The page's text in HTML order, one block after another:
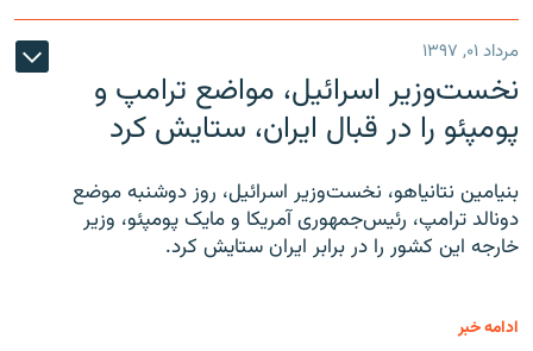
مرداد ۰۱, ۱۳۹۷
نخست‌وزیر اسرائیل، مواضع ترامپ و
پومپئو را در قبال ایران، ستایش کرد
بنیامین نتانیاهو، نخست‌وزیر اسرائیل، روز دوشنبه موضع
دونالد ترامپ، رئیس‌جمهوری آمریکا و مایک پومپئو، وزیر
خارجه این کشور را در برابر ایران ستایش کرد.
ادامه خبر